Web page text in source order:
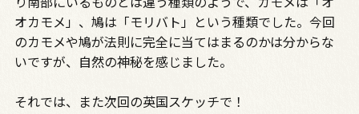
オカモメ」、鳩は「モリバト」という種類でした。今回
のカモメや鳩が法則に完全に当てはまるのかは分からな
いですが、自然の神秘を感じました。
それでは、また次回の英国スケッチで！